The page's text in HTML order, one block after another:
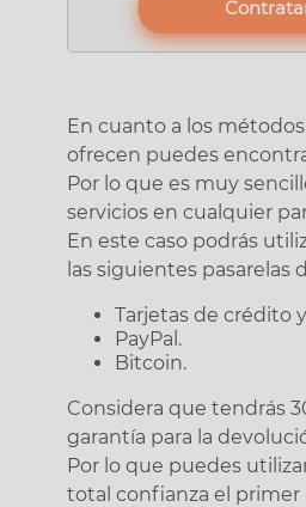
En cuanto a los
ofrecen puedes
Por lo que es muy
servicios en cualquier
En este caso podrás
las siguientes pasarelas
Tarjetas de crédito
PayPal.
Bitcoin.
Considera que tendrás
garantía para la
Por lo que puedes
total confianza el primer